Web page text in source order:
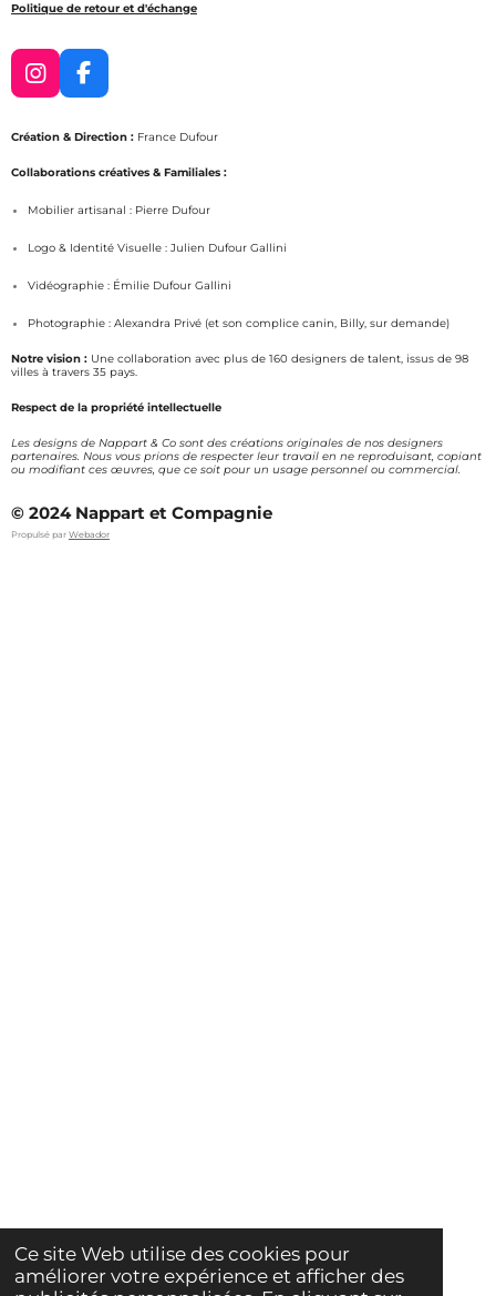
Ce site Web utilise des cookies pour
améliorer votre expérience et afficher des
Politique de retour et d'échange
I
n
s
a
r
m
F
a
c
b
o
Création & Direction : France Dufour
Collaborations créatives & Familiales :
Mobilier artisanal : Pierre Dufour
Logo & Identité Visuelle : Julien Dufour Gallini
Vidéographie : Émilie Dufour Gallini
Photographie : Alexandra Privé (et son complice canin, Billy, sur demande)
Notre vision : Une collaboration avec plus de 160 designers de talent, issus de 98
villes à travers 35 pays.
Respect de la propriété intellectuelle
Les designs de Nappart & Co sont des créations originales de nos designers
partenaires. Nous vous prions de respecter leur travail en ne reproduisant, copiant
ou modifiant ces œuvres, que ce soit pour un usage personnel ou commercial.
© 2024 Nappart et Compagnie
Propulsé par Webador